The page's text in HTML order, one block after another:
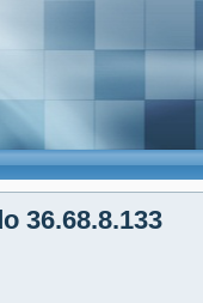
36.68.8.133